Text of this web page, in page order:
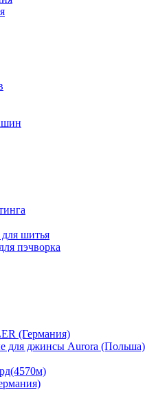
шитья
пэчворка
(Германия)
для джинсы Aurora (Польша)